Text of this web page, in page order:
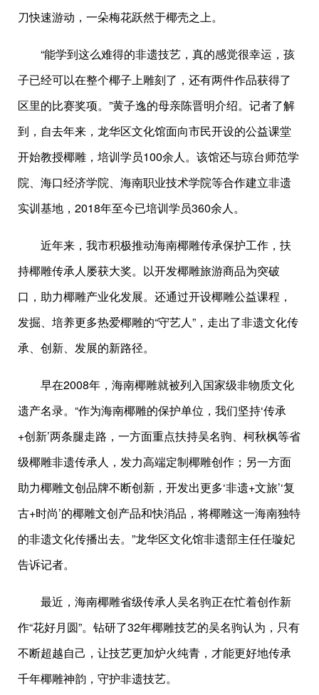
刀快速游动，一朵梅花跃然于椰壳之上。
“能学到这么难得的非遗技艺，真的感觉很幸运，孩
子已经可以在整个椰子上雕刻了，还有两件作品获得了
区里的比赛奖项。”黄子逸的母亲陈晋明介绍。记者了解
到，自去年来，龙华区文化馆面向市民开设的公益课堂
开始教授椰雕，培训学员100余人。该馆还与琼台师范学
院、海口经济学院、海南职业技术学院等合作建立非遗
实训基地，2018年至今已培训学员360余人。
近年来，我市积极推动海南椰雕传承保护工作，扶
持椰雕传承人屡获大奖。以开发椰雕旅游商品为突破
口，助力椰雕产业化发展。还通过开设椰雕公益课程，
发掘、培养更多热爱椰雕的“守艺人”，走出了非遗文化传
承、创新、发展的新路径。
早在2008年，海南椰雕就被列入国家级非物质文化
遗产名录。“作为海南椰雕的保护单位，我们坚持‘传承
+创新’两条腿走路，一方面重点扶持吴名驹、柯秋枫等省
级椰雕非遗传承人，发力高端定制椰雕创作；另一方面
助力椰雕文创品牌不断创新，开发出更多‘非遗+文旅’‘复
古+时尚’的椰雕文创产品和快消品，将椰雕这一海南独特
的非遗文化传播出去。”龙华区文化馆非遗部主任任璇妃
告诉记者。
最近，海南椰雕省级传承人吴名驹正在忙着创作新
作“花好月圆”。钻研了32年椰雕技艺的吴名驹认为，只有
不断超越自己，让技艺更加炉火纯青，才能更好地传承
千年椰雕神韵，守护非遗技艺。